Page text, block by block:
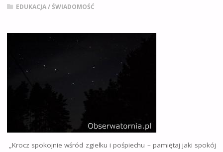
EDUKACJA / ŚWIADOMOŚĆ
„Krocz spokojnie wśród zgiełku i pośpiechu – pamiętaj jaki spokój